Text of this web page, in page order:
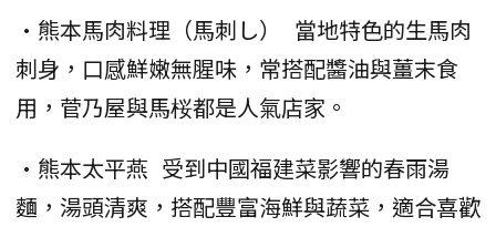
•熊本馬肉料理（馬刺し） 當地特色的生馬肉
刺身，口感鮮嫩無腥味，常搭配醬油與薑末食
用，菅乃屋與馬桜都是人氣店家。
•熊本太平燕 受到中國福建菜影響的春雨湯
麵，湯頭清爽，搭配豐富海鮮與蔬菜，適合喜歡